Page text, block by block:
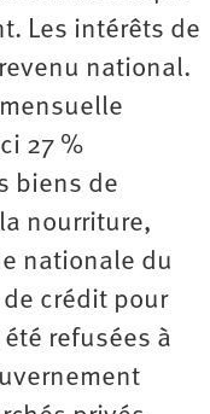
Les intérêts de
national.
27 %
biens de
nourriture,
nationale du
crédit pour
refusées à